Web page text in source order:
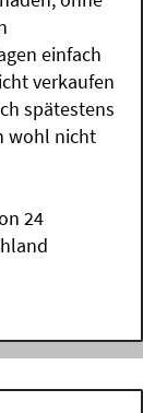
einfach
verkaufen
spätestens
wohl nicht
24